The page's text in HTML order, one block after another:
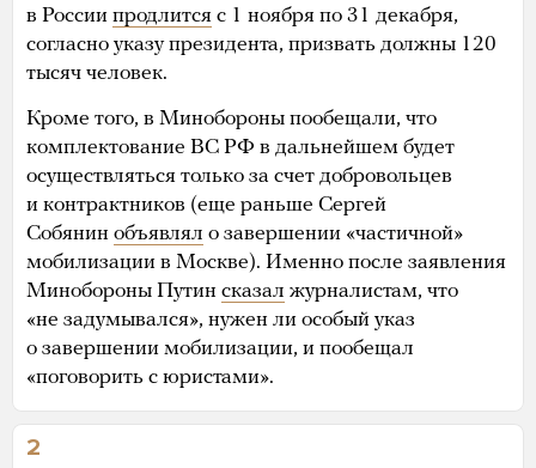
в России продлится с 1 ноября по 31 декабря,
согласно указу президента, призвать должны 120
тысяч человек.
Кроме того, в Минобороны пообещали, что
комплектование ВС РФ в дальнейшем будет
осуществляться только за счет добровольцев
и контрактников (еще раньше Сергей
Собянин объявлял о завершении «частичной»
мобилизации в Москве). Именно после заявления
Минобороны Путин сказал журналистам, что
«не задумывался», нужен ли особый указ
о завершении мобилизации, и пообещал
«поговорить с юристами».
2